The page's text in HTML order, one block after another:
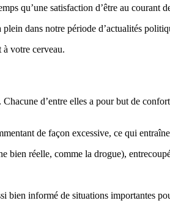
qu’une satisfaction d’être au courant
dans notre période d’actualités
à votre cerveau.
d’entre elles a pour but de
de façon excessive, ce qui
réelle, comme la drogue),
bien informé de situations importantes